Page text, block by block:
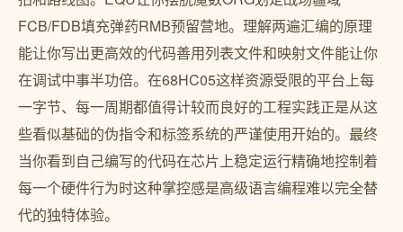
FCB/FDB填充弹药RMB预留营地。理解两遍汇编的原理
能让你写出更高效的代码善用列表文件和映射文件能让你
在调试中事半功倍。在68HC05这样资源受限的平台上每
一字节、每一周期都值得计较而良好的工程实践正是从这
些看似基础的伪指令和标签系统的严谨使用开始的。最终
当你看到自己编写的代码在芯片上稳定运行精确地控制着
每一个硬件行为时这种掌控感是高级语言编程难以完全替
代的独特体验。